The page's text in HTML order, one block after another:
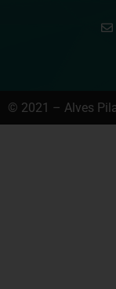
© 2021 – Alves